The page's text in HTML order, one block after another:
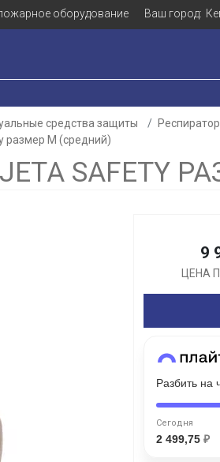
оборудование Ваш город:
средства защиты
размер М (средний)
SAFETY
9
ЦЕНА
Разбить на
Сегодня
2 499,75 ₽